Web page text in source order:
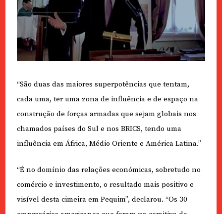
“São duas das maiores superpotências que tentam,
cada uma, ter uma zona de influência e de espaço na
construção de forças armadas que sejam globais nos
chamados países do Sul e nos BRICS, tendo uma
influência em África, Médio Oriente e América Latina.”
“É no domínio das relações económicas, sobretudo no
comércio e investimento, o resultado mais positivo e
visível desta cimeira em Pequim”, declarou. “Os 30